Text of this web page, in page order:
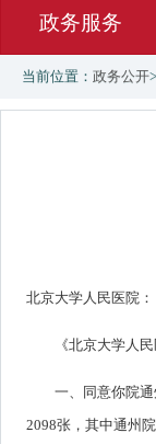
政务服务
当前位置： 政务公开>
北京大学人民医院：
《北京大学人
一、同意你院
2098张，其中通州